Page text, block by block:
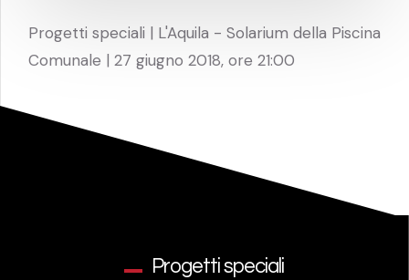
Progetti speciali | L'Aquila - Solarium della Piscina
Comunale | 27 giugno 2018, ore 21:00
Progetti speciali